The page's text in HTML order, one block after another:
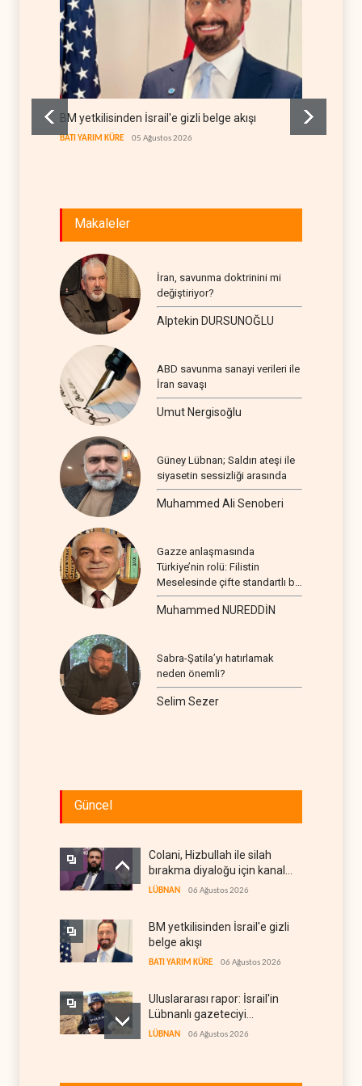
BM yetkilisinden İsrail'e gizli belge akışı
BATI YARIM KÜRE 05 Ağustos 2026
Makaleler
İran, savunma doktrinini mi
değiştiriyor?
Alptekin DURSUNOĞLU
ABD savunma sanayi verileri ile
İran savaşı
Umut Nergisoğlu
Güney Lübnan; Saldırı ateşi ile
siyasetin sessizliği arasında
Muhammed Ali Senoberi
Gazze anlaşmasında
Türkiye’nin rolü: Filistin
Meselesinde çifte standartlı bir
seyir
Muhammed NUREDDİN
Sabra-Şatila’yı hatırlamak
neden önemli?
Selim Sezer
Güncel
Colani, Hizbullah ile silah
bırakma diyaloğu için kanal
arıyor
LÜBNAN 06 Ağustos 2026
BM yetkilisinden İsrail'e gizli
belge akışı
BATI YARIM KÜRE 06 Ağustos 2026
Uluslararası rapor: İsrail'in
Lübnanlı gazeteciyi
öldürmesi savaş suçu
LÜBNAN 06 Ağustos 2026